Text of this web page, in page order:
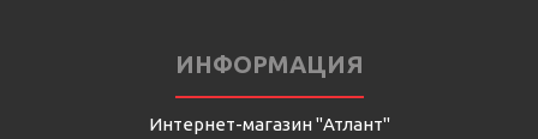
ИНФОРМАЦИЯ
Интернет-магазин "Атлант"